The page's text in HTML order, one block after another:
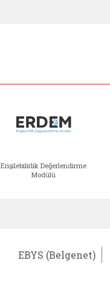
Erişilebilirlik Değerlendirme
Modülü
EBYS (Belgenet)